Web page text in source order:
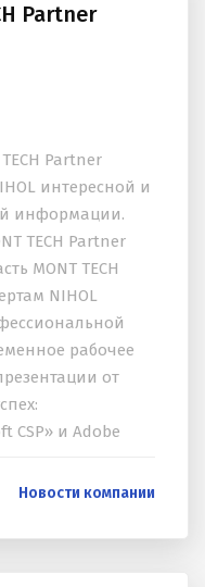
Partner
Partner
интересной и
информации.
TECH Partner
MONT TECH
NIHOL
рабочее
от
CSP» и Adobe
Новости компании